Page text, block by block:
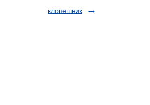
клопешник